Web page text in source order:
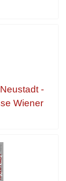
-
Wiener